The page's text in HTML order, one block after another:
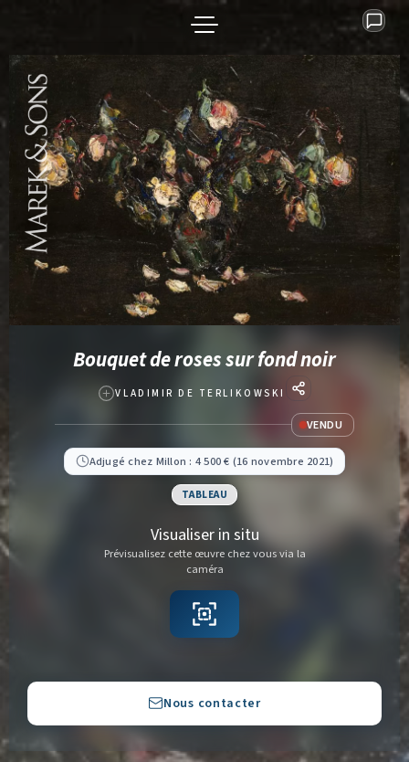
Bouquet de roses sur fond noir
VLADIMIR DE TERLIKOWSKI
VENDU
Adjugé chez Millon : 4 500 € (16 novembre 2021)
TABLEAU
Visualiser in situ
Prévisualisez cette œuvre chez vous via la
caméra
Nous contacter